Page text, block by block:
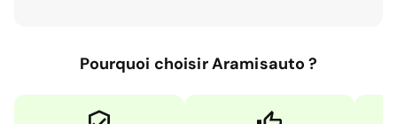
Pourquoi choisir Aramisauto ?